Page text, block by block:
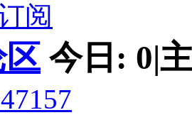
阅
今日: 0|